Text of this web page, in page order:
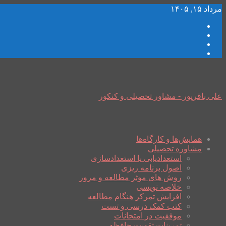
مرداد ۱۵, ۱۴۰۵
علی باقرپور - مشاور تحصیلی و کنکور
همایش‌ها و کارگاه‌ها
مشاوره تحصیلی
استعدادیابی یا استعدادسازی
اصول برنامه ریزی
روش های موثر مطالعه و مرور
خلاصه نویسی
افزایش تمرکز هنگام مطالعه
کتب کمک درسی و تست
موفقیت در امتحانات